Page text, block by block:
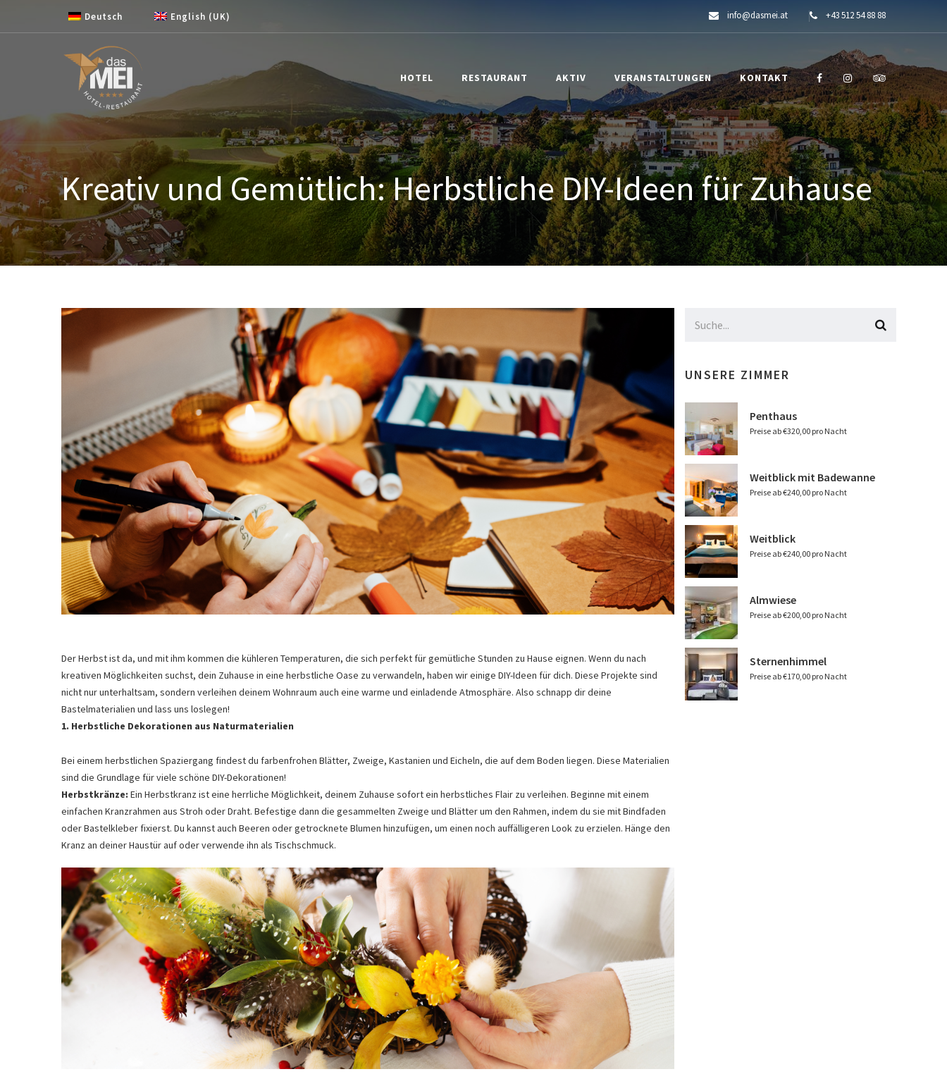
Deutsch English (UK) info@dasmei.at +43 512 54 88 88
HOTEL RESTAURANT AKTIV VERANSTALTUNGEN KONTAKT
Kreativ und Gemütlich: Herbstliche DIY-Ideen für Zuhause
Der Herbst ist da, und mit ihm kommen die kühleren Temperaturen, die sich perfekt für gemütliche Stunden zu Hause eignen. Wenn du nach
kreativen Möglichkeiten suchst, dein Zuhause in eine herbstliche Oase zu verwandeln, haben wir einige DIY-Ideen für dich. Diese Projekte sind
nicht nur unterhaltsam, sondern verleihen deinem Wohnraum auch eine warme und einladende Atmosphäre. Also schnapp dir deine
Bastelmaterialien und lass uns loslegen!
1. Herbstliche Dekorationen aus Naturmaterialien
Bei einem herbstlichen Spaziergang findest du farbenfrohen Blätter, Zweige, Kastanien und Eicheln, die auf dem Boden liegen. Diese Materialien
sind die Grundlage für viele schöne DIY-Dekorationen!
Herbstkränze: Ein Herbstkranz ist eine herrliche Möglichkeit, deinem Zuhause sofort ein herbstliches Flair zu verleihen. Beginne mit einem
einfachen Kranzrahmen aus Stroh oder Draht. Befestige dann die gesammelten Zweige und Blätter um den Rahmen, indem du sie mit Bindfaden
oder Bastelkleber fixierst. Du kannst auch Beeren oder getrocknete Blumen hinzufügen, um einen noch auffälligeren Look zu erzielen. Hänge den
Kranz an deiner Haustür auf oder verwende ihn als Tischschmuck.
UNSERE ZIMMER
Penthaus
Preise ab €320,00 pro Nacht
Weitblick mit Badewanne
Preise ab €240,00 pro Nacht
Weitblick
Preise ab €240,00 pro Nacht
Almwiese
Preise ab €200,00 pro Nacht
Sternenhimmel
Preise ab €170,00 pro Nacht